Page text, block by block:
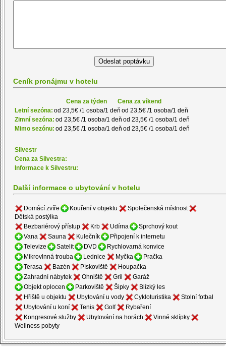
Ceník pronájmu v hotelu
Cena za týden
Cena za víkend
Letní sezóna: od 23,5€ /1 osoba/1 deň od 23,5€ /1 osoba/1 deň
Zimní sezóna: od 23,5€ /1 osoba/1 deň od 23,5€ /1 osoba/1 deň
Mimo sezónu: od 23,5€ /1 osoba/1 deň od 23,5€ /1 osoba/1 deň
Silvestr
Cena za Silvestra:
Informace k Silvestru:
Další informace o ubytování v hotelu
Domácí zvíře Kouření v objektu
Společenská místnost
Dětská postýlka
Bezbariérový přístup
Krb Udírna
Sprchový kout
Vana
Sauna Kulečník
Připojení k internetu
Televize
Satelit DVD
Rychlovarná konvice
Mikrovlnná trouba
Lednice Myčka
Pračka
Terasa
Bazén Pískoviště
Houpačka
Zahradní nábytek
Ohniště Gril
Garáž
Objekt oplocen
Parkoviště Šipky
Blízký les
Hřiště u objektu
Ubytování u vody Cykloturistika
Stolní fotbal
Ubytování u koní
Tenis Golf
Rybaření
Kongresové služby
Ubytování na horách
Vinné sklípky
Wellness pobyty